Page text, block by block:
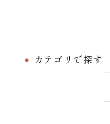
カテゴリで探す